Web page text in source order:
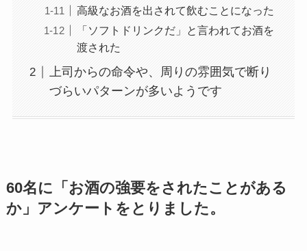
高級なお酒を出されて飲むことになった
「ソフトドリンクだ」と言われてお酒を
渡された
上司からの命令や、周りの雰囲気で断り
づらいパターンが多いようです
60名に「お酒の強要をされたことがある
か」アンケートをとりました。